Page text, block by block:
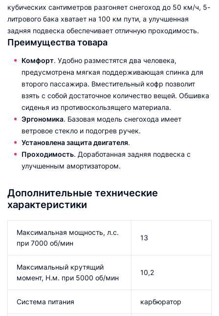
кубических сантиметров разгоняет снегоход до 50 км/ч, 5-
литрового бака хватает на 100 км пути, а улучшенная
задняя подвеска обеспечивает отличную проходимость.
Преимущества товара
Комфорт. Удобно разместятся два человека,
предусмотрена мягкая поддерживающая спинка для
второго пассажира. Вместительный кофр позволит
взять с собой достаточное количество вещей. Обшивка
сиденья из противоскользящего материала.
Эргономика. Базовая модель снегохода имеет
ветровое стекло и подогрев ручек.
Установлена защита двигателя.
Проходимость. Доработанная задняя подвеска с
улучшенным амортизатором.
Дополнительные технические
характеристики
Максимальная мощность, л.с.
при 7000 об/мин
13
Максимальный крутящий
момент, Н.м. при 5000 об/мин
10,2
Система питания карбюратор